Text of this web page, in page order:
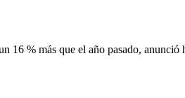
16 % más que el año pasado,